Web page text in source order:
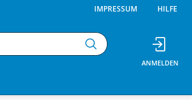
IMPRESSUM HILFE